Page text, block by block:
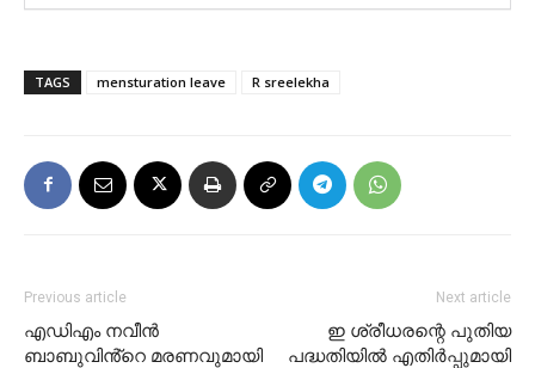
TAGS mensturation leave R sreelekha
Previous article
എഡിഎം നവീൻ
ബാബുവിൻ്റെ മരണവുമായി
Next article
ഇ ശ്രീധരന്റെ പുതിയ
പദ്ധതിയിൽ എതിർപ്പുമായി